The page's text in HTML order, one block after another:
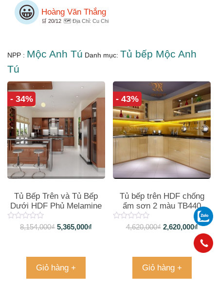
😀 Hoàng Văn Thắng
🛒 20/12 🗺️ Địa Chỉ: Cu Chi
NPP : Mộc Anh Tú Danh mục: Tủ bếp Mộc Anh
Tú
- 34%
Tủ Bếp Trên và Tủ Bếp
Dưới HDF Phủ Melamine
Chống Trầy TB008
8,154,000₫ 5,365,000₫
Giỏ hàng +
- 43%
Tủ bếp trên HDF chống
ẩm sơn 2 màu TB440
4,620,000₫ 2,620,000₫
Giỏ hàng +